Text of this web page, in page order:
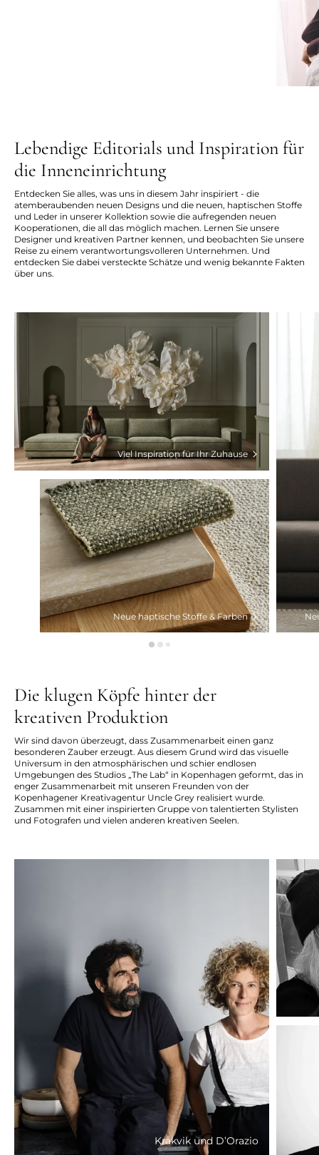
Lebendige Editorials und Inspiration für
die Inneneinrichtung
Entdecken Sie alles, was uns in diesem Jahr inspiriert - die
atemberaubenden neuen Designs und die neuen, haptischen Stoffe
und Leder in unserer Kollektion sowie die aufregenden neuen
Kooperationen, die all das möglich machen. Lernen Sie unsere
Designer und kreativen Partner kennen, und beobachten Sie unsere
Reise zu einem verantwortungsvolleren Unternehmen. Und
entdecken Sie dabei versteckte Schätze und wenig bekannte Fakten
über uns.
Viel Inspiration für Ihr Zuhause
Neue haptische Stoffe & Farben
Die klugen Köpfe hinter der
kreativen Produktion
Wir sind davon überzeugt, dass Zusammenarbeit einen ganz
besonderen Zauber erzeugt. Aus diesem Grund wird das visuelle
Universum in den atmosphärischen und schier endlosen
Umgebungen des Studios „The Lab“ in Kopenhagen geformt, das in
enger Zusammenarbeit mit unseren Freunden von der
Kopenhagener Kreativagentur Uncle Grey realisiert wurde.
Zusammen mit einer inspirierten Gruppe von talentierten Stylisten
und Fotografen und vielen anderen kreativen Seelen.
Kråkvik und D’Orazio